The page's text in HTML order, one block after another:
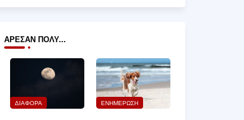
ΆΡΕΣΑΝ ΠΟΛΎ...
ΔΙΑΦΟΡΑ ΕΝΗΜΕΡΩΣΗ